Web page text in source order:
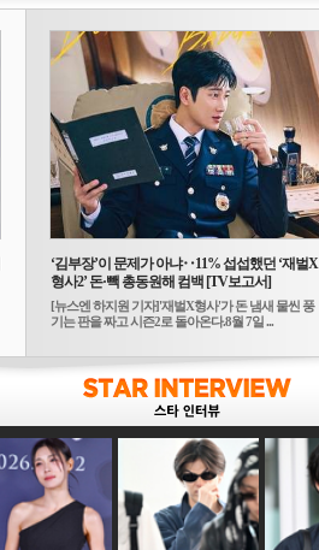
‘김부장’이 문제가 아냐‥11% 섭섭했던 ‘재벌X
형사2’ 돈·빽 총동원해 컴백 [TV보고서]
[뉴스엔 하지원 기자]'재벌X형사'가 돈 냄새 물씬 풍
기는 판을 짜고 시즌2로 돌아온다.8월 7일 ...